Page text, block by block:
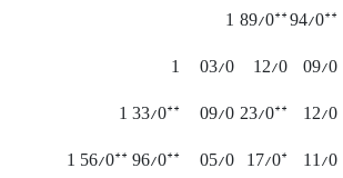
**
94/0
**
89/0
1
09/0
12/0
03/0
1
12/0
**
23/0
09/0
**
33/0
1
11/0
*
17/0
05/0
**
96/0
**
56/0
1